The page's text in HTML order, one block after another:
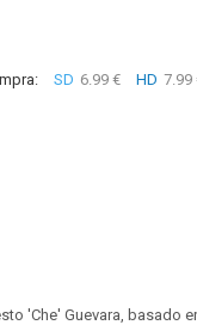
SD 6.99 € HD 7.99
'Che' Guevara, basado